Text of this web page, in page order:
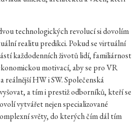
technologických revolucí si dovolím
realitu predikci. Pokud se virtuální
každodenních životů lidí, familiárnost
motivací, aby se pro VR
reálnější HW i SW. Společenská
a tím i prestiž odborníků, kteří se
vytvářet nejen specializované
světy, do kterých čím dál tím